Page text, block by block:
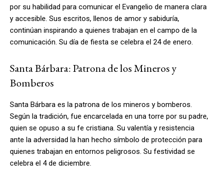
por su habilidad para comunicar el Evangelio de manera clara
y accesible. Sus escritos, llenos de amor y sabiduría,
continúan inspirando a quienes trabajan en el campo de la
comunicación. Su día de fiesta se celebra el 24 de enero.
Santa Bárbara: Patrona de los Mineros y
Bomberos
Santa Bárbara es la patrona de los mineros y bomberos.
Según la tradición, fue encarcelada en una torre por su padre,
quien se opuso a su fe cristiana. Su valentía y resistencia
ante la adversidad la han hecho símbolo de protección para
quienes trabajan en entornos peligrosos. Su festividad se
celebra el 4 de diciembre.